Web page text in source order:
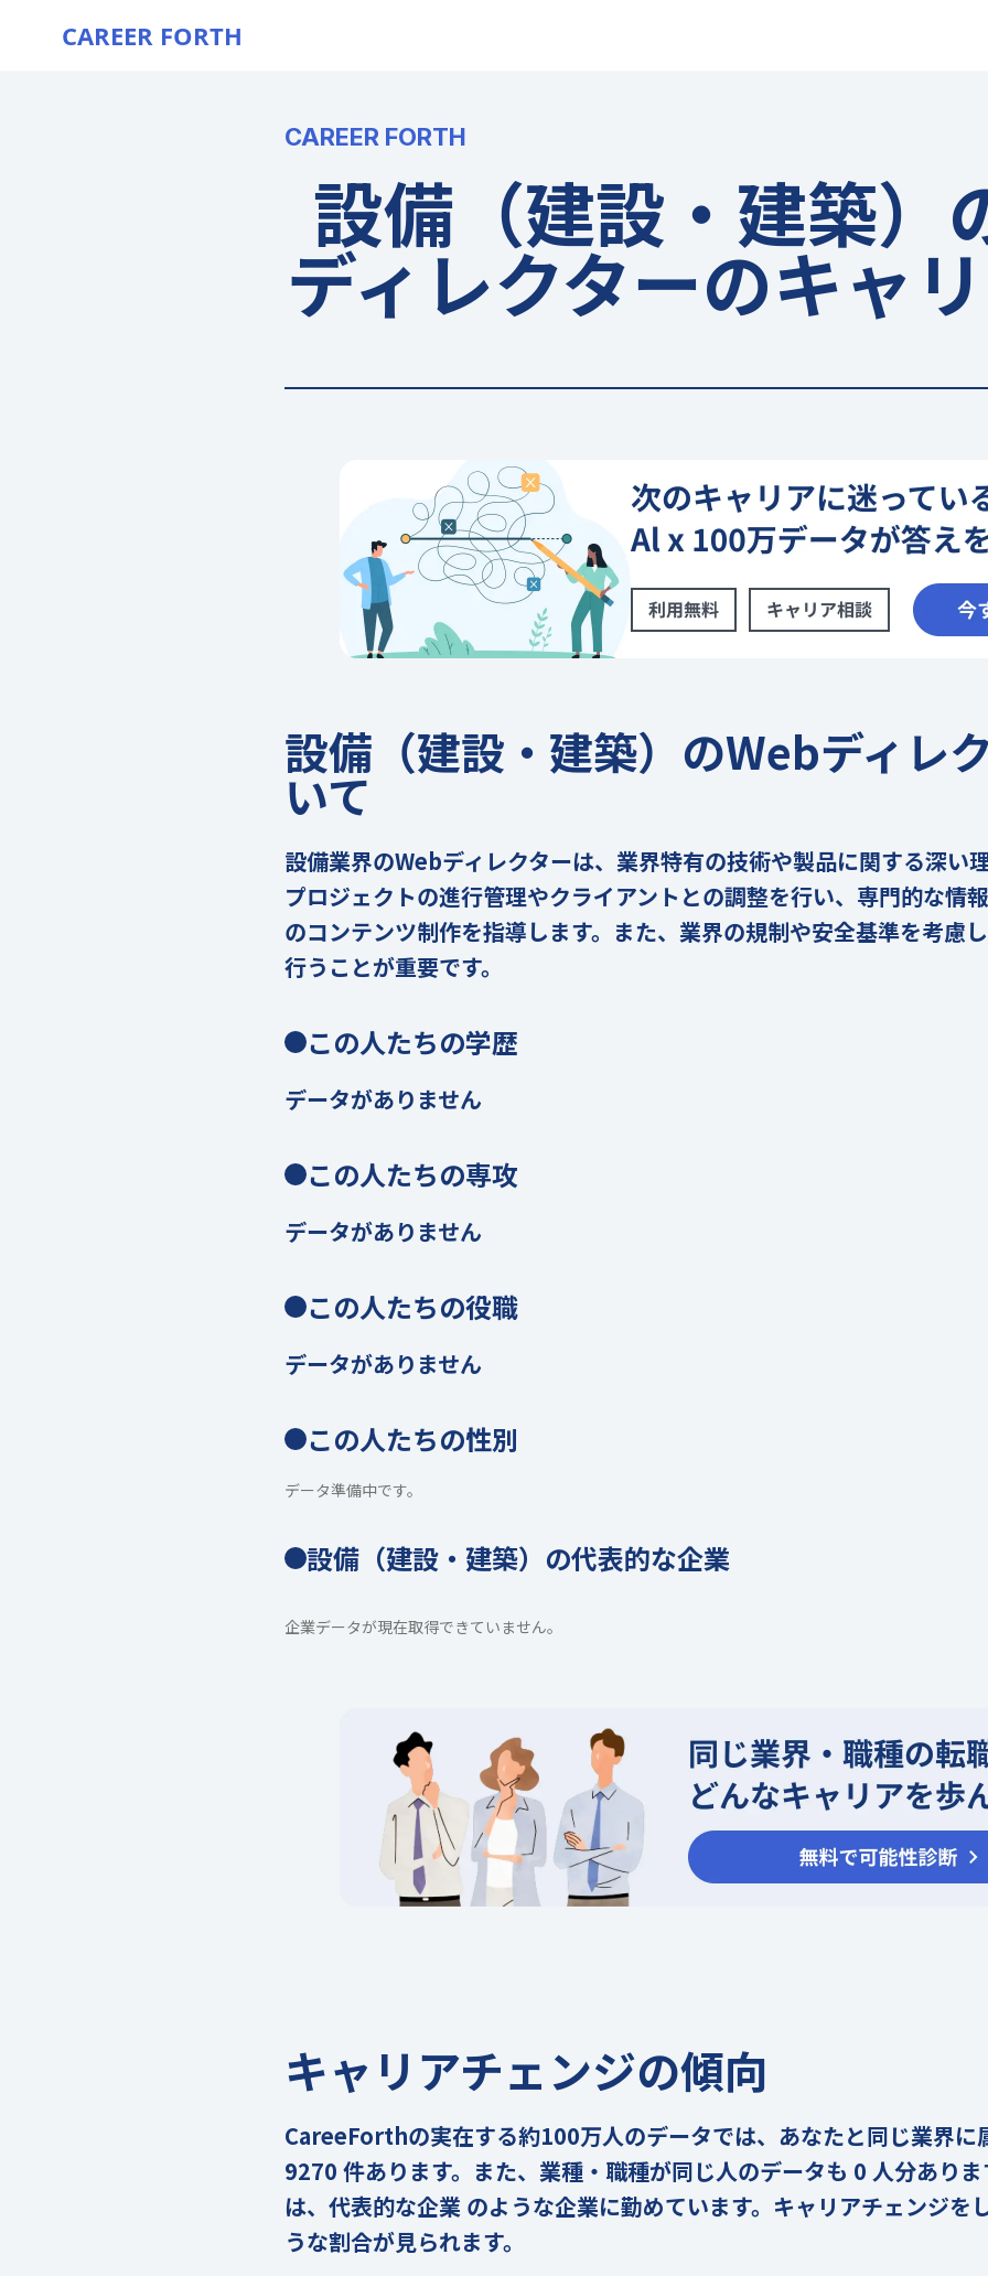
CAREER FORTH
CAREER FORTH
設備（建設・建築）
ディレクターのキャ
設備（建設・建築）のWebディレ
いて
設備業界のWebディレクターは、業界特有の技術や製品に関する深い
プロジェクトの進行管理やクライアントとの調整を行い、専門的な情
のコンテンツ制作を指導します。また、業界の規制や安全基準を考慮
行うことが重要です。
この人たちの学歴
データがありません
この人たちの専攻
データがありません
この人たちの役職
データがありません
この人たちの性別
データ準備中です。
設備（建設・建築）の代表的な企業
企業データが現在取得できていません。
キャリアチェンジの傾向
CareeForthの実在する約100万人のデータでは、あなたと同じ業界に
9270 件あります。また、業種・職種が同じ人のデータも 0 人分あり
は、代表的な企業 のような企業に勤めています。キャリアチェンジを
うな割合が見られます。